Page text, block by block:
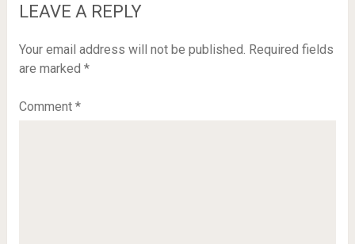
LEAVE A REPLY
Your email address will not be published. Required fields
are marked *
Comment *